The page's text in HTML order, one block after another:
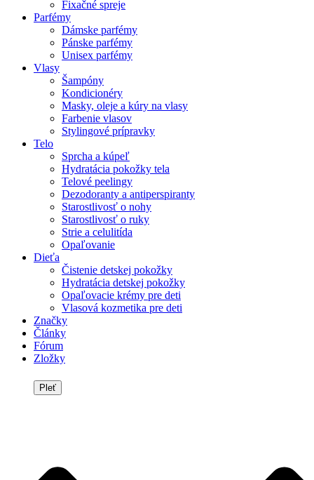
Fixačné spreje
Parfémy
Dámske parfémy
Pánske parfémy
Unisex parfémy
Vlasy
Šampóny
Kondicionéry
Masky, oleje a kúry na vlasy
Farbenie vlasov
Stylingové prípravky
Telo
Sprcha a kúpeľ
Hydratácia pokožky tela
Telové peelingy
Dezodoranty a antiperspiranty
Starostlivosť o nohy
Starostlivosť o ruky
Strie a celulitída
Opaľovanie
Dieťa
Čistenie detskej pokožky
Hydratácia detskej pokožky
Opaľovacie krémy pre deti
Vlasová kozmetika pre deti
Značky
Články
Fórum
Zložky
Pleť